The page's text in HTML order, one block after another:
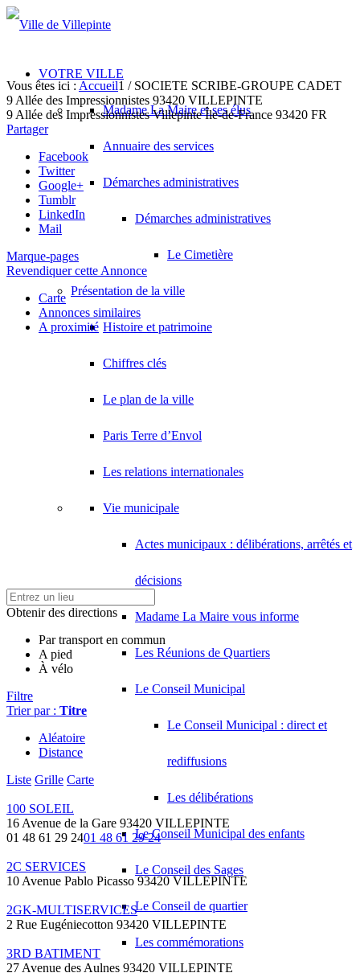
VOTRE VILLE
Madame La Maire et ses élus
Annuaire des services
Démarches administratives
Démarches administratives
Le Cimetière
Présentation de la ville
Histoire et patrimoine
Chiffres clés
Le plan de la ville
Paris Terre d’Envol
Les relations internationales
Vie municipale
Actes municipaux : délibérations, arrêtés et
décisions
Madame La Maire vous informe
Les Réunions de Quartiers
Le Conseil Municipal
Le Conseil Municipal : direct et
rediffusions
Les délibérations
Le Conseil Municipal des enfants
Le Conseil des Sages
Le Conseil de quartier
Les commémorations
Vous êtes ici : Accueil1 / SOCIETE SCRIBE-GROUPE CADET
9 Allée des Impressionnistes 93420 VILLEPINTE
9 Allée des Impressionnistes Villepinte Île-de-France 93420 FR
Partager
Facebook
Twitter
Google+
Tumblr
LinkedIn
Mail
Marque-pages
Revendiquer cette Annonce
Carte
Annonces similaires
A proximité
Obtenir des directions
Par transport en commun
A pied
À vélo
Filtre
Trier par : Titre
Aléatoire
Distance
Liste Grille Carte
100 SOLEIL
16 Avenue de la Gare 93420 VILLEPINTE
01 48 61 29 2401 48 61 29 24
2C SERVICES
10 Avenue Pablo Picasso 93420 VILLEPINTE
2GK-MULTISERVICES
2 Rue Eugéniecotton 93420 VILLEPINTE
3RD BATIMENT
27 Avenue des Aulnes 93420 VILLEPINTE